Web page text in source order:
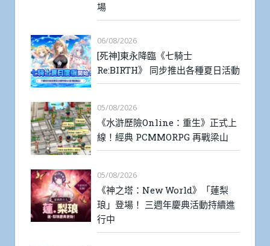
場
06/08/2026
[死神]東永降臨《七騎士
Re:BIRTH》 同步推出各種夏日活動
05/08/2026
《水滸歷險Online：重生》正式上
線！經典 PCMMORPG 再戰梁山
05/08/2026
《神之塔：New World》「蓮梨
琅」登場！ 三週年慶典活動持續進
行中